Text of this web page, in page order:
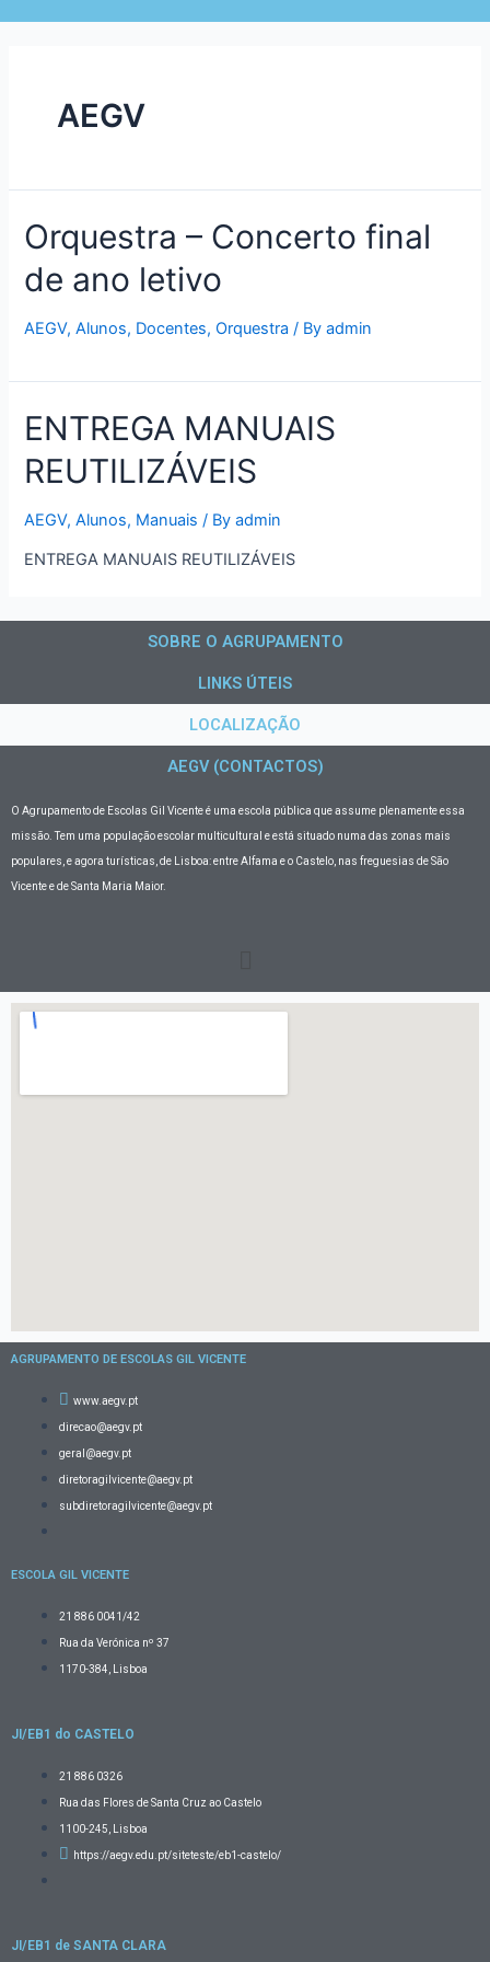
AEGV
Orquestra – Concerto final
de ano letivo
AEGV,Alunos, Docentes,Orquestra / Byadmin
ENTREGA MANUAIS
REUTILIZÁVEIS
AEGV,Alunos, Manuais / Byadmin
ENTREGA MANUAIS REUTILIZÁVEIS
SOBRE O AGRUPAMENTO
LINKS ÚTEIS
LOCALIZAÇÃO
AEGV (CONTACTOS)
O Agrupamento de Escolas Gil Vicenteé uma escola pública que assume plenamente essa
missão. Tem uma população escolar multicultural e está situado numa das zonas mais
populares, e agora turísticas, de Lisboa: entre Alfama e o Castelo, nas freguesias de São
Vicente e de Santa Maria Maior.
AGRUPAMENTO DE ESCOLAS GIL VICENTE
www.aegv.pt
direcao@aegv.pt
geral@aegv.pt
diretoragilvicente@aegv.pt
subdiretoragilvicente@aegv.pt
ESCOLA GIL VICENTE
21 886 0041/42
Rua da Verónica nº 37
1170-384, Lisboa
JI/EB1 do CASTELO
21 886 0326
Rua das Flores de Santa Cruz ao Castelo
1100-245, Lisboa
https://aegv.edu.pt/siteteste/eb1-castelo/
JI/EB1 de SANTA CLARA